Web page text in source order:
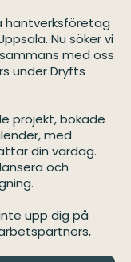
hantverksföretag
Nu söker vi
med oss
under Dryfts
projekt, bokade
med
din vardag.
och
upp dig på